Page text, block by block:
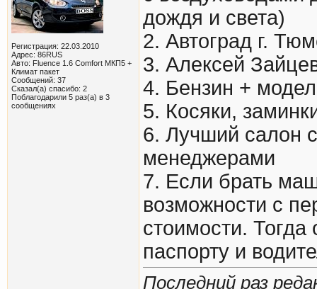
Регистрация: 22.03.2010
Адрес: 86RUS
Авто: Fluence 1.6 Comfort МКП5 +
Климат пакет
Сообщений: 37
Сказал(а) спасибо: 2
Поблагодарили 5 раз(а) в 3
сообщениях
дождя и света)
2. Автоград г.
3. Алексей
4. Бензин +
5. Косяки,
6. Лучший салон
менеджерами
7. Если брать
возможности с
стоимости.
паспорту и
Последний раз